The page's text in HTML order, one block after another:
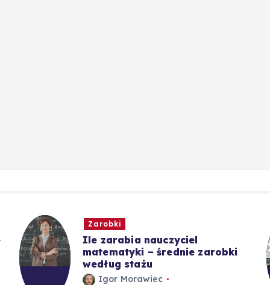
Zarobki
Ile zarabia nauczyciel
matematyki – średnie zarobki
według stażu
Igor Morawiec